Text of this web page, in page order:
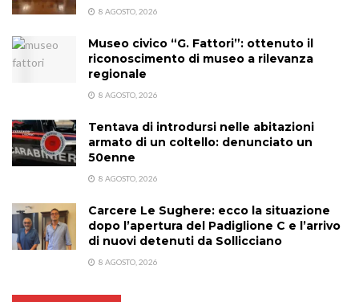
8 AGOSTO, 2026
Museo civico “G. Fattori”: ottenuto il
riconoscimento di museo a rilevanza
regionale
8 AGOSTO, 2026
Tentava di introdursi nelle abitazioni
armato di un coltello: denunciato un
50enne
8 AGOSTO, 2026
Carcere Le Sughere: ecco la situazione
dopo l’apertura del Padiglione C e l’arrivo
di nuovi detenuti da Sollicciano
8 AGOSTO, 2026